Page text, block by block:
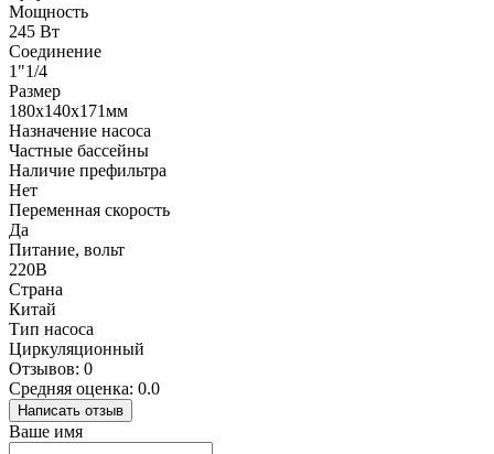
Мощность
245 Вт
Соединение
1"1/4
Размер
180х140х171мм
Назначение насоса
Частные бассейны
Наличие префильтра
Нет
Переменная скорость
Да
Питание, вольт
220В
Страна
Китай
Тип насоса
Циркуляционный
Отзывов: 0
Средняя оценка: 0.0
Написать отзыв
Ваше имя